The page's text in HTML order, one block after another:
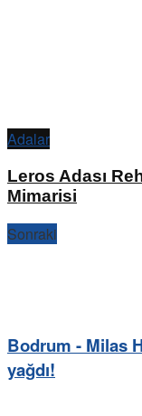
Adalar
Leros Adası
Mimarisi
Sonraki
Bodrum - Milas
yağdı!